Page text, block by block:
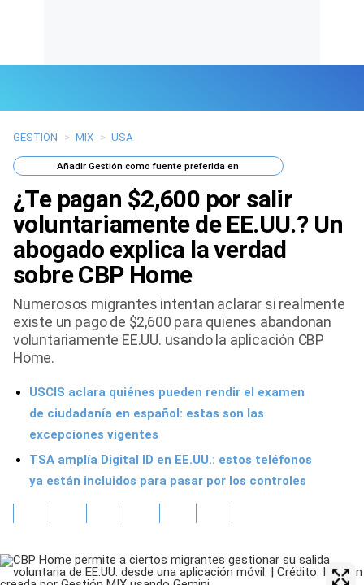
Últimas Noticias
Mi Bolsillo
Respuestas
Gente
Tendencias Mix
Sports
GESTION > MIX > USA
AñadirGestión como fuente preferida en
¿Te pagan $2,600 por salir
voluntariamente de EE.UU.? Un
abogado explica la verdad
sobre CBP Home
Numerosos migrantes intentan aclarar si realmente
existe un pago de $2,600 para quienes abandonan
voluntariamente EE.UU. usando la aplicación CBP
Home.
USCIS aclara quiénes pueden rendir el examen
de ciudadanía en español: estas son las
excepciones vigentes
TSA amplía Digital ID en EE.UU.: estos teléfonos
ya están incluidos para pasar por los controles